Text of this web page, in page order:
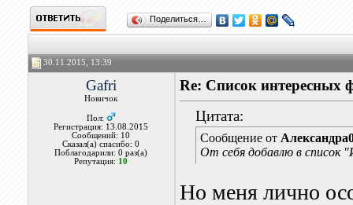
Поделиться…
30.11.2015, 13:39
Gafri
Новичок
Пол:
Регистрация: 13.08.2015
Сообщений: 10
Сказал(а) спасибо: 0
Поблагодарили: 0 раз(а)
Репутация: 10
Re: Список интересных
Цитата:
Сообщение от
От себя добавлю в список
Но меня лично